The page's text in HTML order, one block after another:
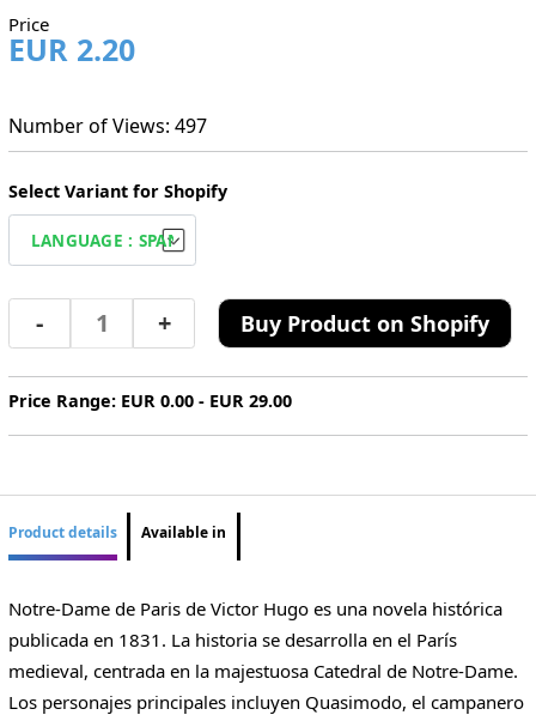
Price
EUR 2.20
Number of Views: 497
Select Variant for Shopify
- + Buy Product on Shopify
Price Range: EUR 0.00 - EUR 29.00
Product details Available in
Notre-Dame de Paris de Victor Hugo es una novela histórica
publicada en 1831. La historia se desarrolla en el París
medieval, centrada en la majestuosa Catedral de Notre-Dame.
Los personajes principales incluyen Quasimodo, el campanero